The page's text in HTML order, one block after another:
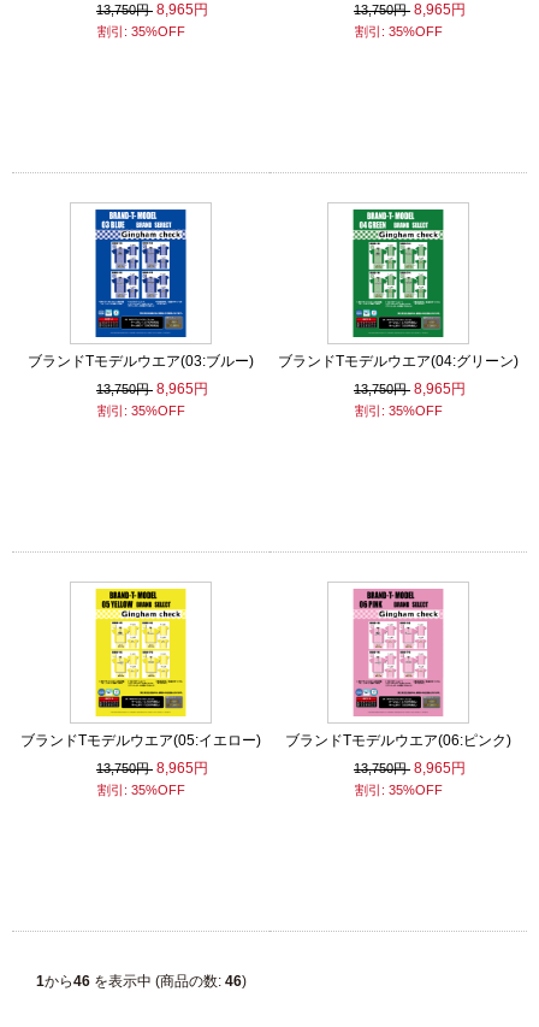
13,750円 8,965円
割引: 35%OFF
13,750円 8,965円
割引: 35%OFF
ブランドTモデルウエア(03:ブルー)
13,750円 8,965円
割引: 35%OFF
ブランドTモデルウエア(04:グリーン)
13,750円 8,965円
割引: 35%OFF
ブランドTモデルウエア(05:イエロー)
13,750円 8,965円
割引: 35%OFF
ブランドTモデルウエア(06:ピンク)
13,750円 8,965円
割引: 35%OFF
1から46を表示中 (商品の数: 46)